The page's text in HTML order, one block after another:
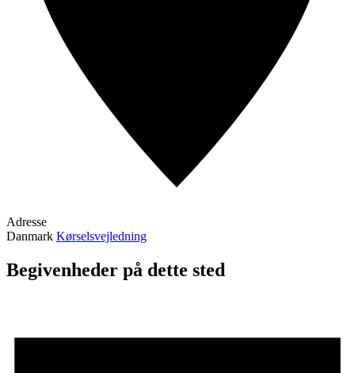
Adresse
Danmark Kørselsvejledning
Begivenheder på dette sted